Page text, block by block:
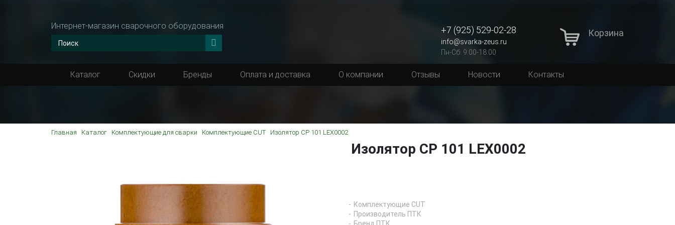
Интернет-магазин сварочного оборудования +7 (925) 529-02-28
info@svarka-zeus.ru
Пн-Сб: 9:00-18:00
Корзина
Каталог Скидки Бренды Оплата и доставка О компании Отзывы Новости Контакты
Главная Каталог Комплектующие для сварки Комплектующие CUT Изолятор CP 101 LEX0002
Изолятор CP 101 LEX0002
Комплектующие CUT
Производитель ПТК